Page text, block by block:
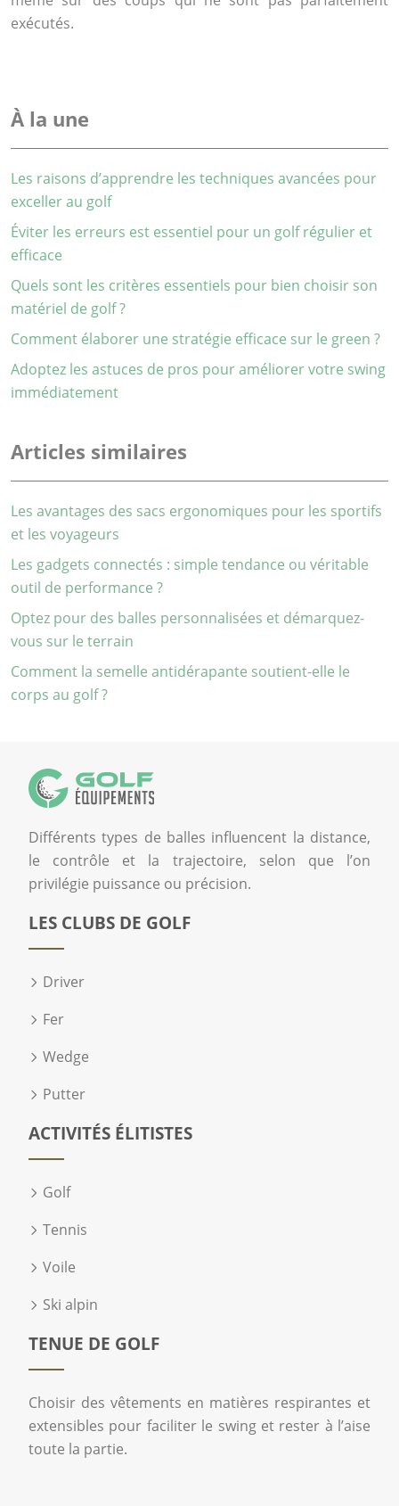
exécutés.
À la une
Les raisons d’apprendre les techniques avancées pour
exceller au golf
Éviter les erreurs est essentiel pour un golf régulier et
efficace
Quels sont les critères essentiels pour bien choisir son
matériel de golf ?
Comment élaborer une stratégie efficace sur le green ?
Adoptez les astuces de pros pour améliorer votre swing
immédiatement
Articles similaires
Les avantages des sacs ergonomiques pour les sportifs
et les voyageurs
Les gadgets connectés : simple tendance ou véritable
outil de performance ?
Optez pour des balles personnalisées et démarquez-
vous sur le terrain
Comment la semelle antidérapante soutient-elle le
corps au golf ?
Différents types de balles influencent la distance,
le contrôle et la trajectoire, selon que l’on
privilégie puissance ou précision.
LES CLUBS DE GOLF
Driver
Fer
Wedge
Putter
ACTIVITÉS ÉLITISTES
Golf
Tennis
Voile
Ski alpin
TENUE DE GOLF
Choisir des vêtements en matières respirantes et
extensibles pour faciliter le swing et rester à l’aise
toute la partie.